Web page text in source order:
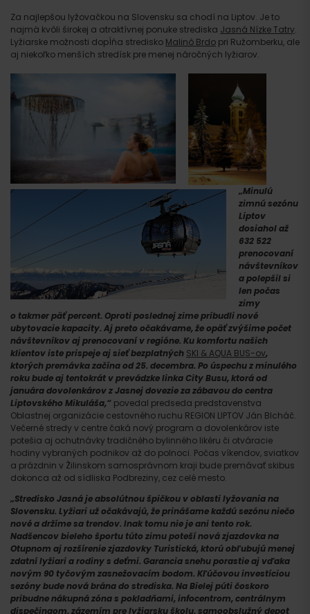
Za najlepšou lyžovačkou na Slovensku sa chodí na Liptov. Je to
najmä kvôli širokej a atraktívnej ponuke strediska Jasná Nízke Tatry.
Lyžiarske možnosti dopĺňa stredisko Malinô Brdo pri Ružomberku, ale
aj niekoľko menších stredísk pre menej náročných lyžiarov.
„Minulú
zimnú sezónu
Liptov
dosiahol až
632 522
prenocovaní
návštevníkov
a polepšil si
len počas
zimy
o takmer päť percent. Oproti poslednej zime pribudli nové
ubytovacie kapacity. Aj preto očakávame, že opäť zvýšime počet
návštevníkov aj prenocovaní v regióne. Ku komfortu našich
klientov iste prispeje aj sieť bezplatných SKI & AQUA BUS-ov,
ktorých premávka začína od 25. decembra. Po úspechu z minulého
roku bude aj tentokrát v prevádzke linka City Busu, ktorá od
januára dovolenkárov z Jasnej dovezie za zábavou do centra
Liptovského Mikuláša,“ povedal predseda predstavenstva
Oblastnej organizácie cestovného ruchu REGION LIPTOV Ján Blcháč.
Večerné stredy v centre čaká nový program a dovolenkárov iste
potešia aj ochutnávky tradičného bylinného likéru či otváracie
hodiny vybraných podnikov až do polnoci. Počas víkendov, sviatkov
a prázdnin v Žilinskom samosprávnom kraji bude premávať skibus
dokonca až od sídliska Podbreziny, cez celé mesto.
„Stredisko Jasná je absolútnou špičkou v oblasti lyžovania na
Slovensku. Lyžiari už očakávajú, že prinášame každú sezónu niečo
nové a držíme sa trendov. Inak tomu nie je ani tento rok.
Nadšencov bieleho športu túto zimu poteší nová zjazdovka na
Otupnom aj rozšírenie zjazdovky Turistická, ktorú obľubujú menej
zdatní lyžiari a rodiny s deťmi. Garancia snehu porastie aj vďaka
novým 90 tyčovým zasnežovacím bodom. Kľúčovou investíciou
sezóny bude nová brána do strediska. Na Bielej púti čoskoro
pribudne nákupná zóna s pokladňami, infocentrom, centrálnym
dispečingom, zázemím pre lyžiarsku školu, samoobslužný depot